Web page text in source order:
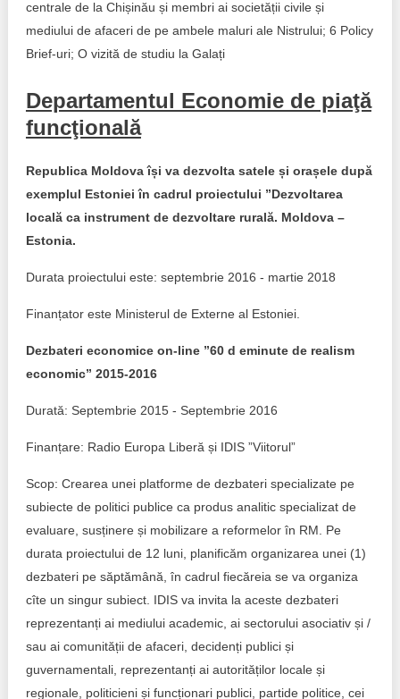
centrale de la Chișinău și membri ai societății civile și
mediului de afaceri de pe ambele maluri ale Nistrului; 6 Policy
Brief-uri; O vizită de studiu la Galați
Departamentul Economie de piaţă
funcţională
Republica Moldova își va dezvolta satele și orașele după
exemplul Estoniei în cadrul proiectului ”Dezvoltarea
locală ca instrument de dezvoltare rurală. Moldova –
Estonia.
Durata proiectului este: septembrie 2016 - martie 2018
Finanțator este Ministerul de Externe al Estoniei.
Dezbateri economice on-line ”60 d eminute de realism
economic” 2015-2016
Durată: Septembrie 2015 - Septembrie 2016
Finanțare: Radio Europa Liberă și IDIS ”Viitorul”
Scop: Crearea unei platforme de dezbateri specializate pe
subiecte de politici publice ca produs analitic specializat de
evaluare, susținere și mobilizare a reformelor în RM. Pe
durata proiectului de 12 luni, planificăm organizarea unei (1)
dezbateri pe săptămână, în cadrul fiecăreia se va organiza
cîte un singur subiect. IDIS va invita la aceste dezbateri
reprezentanți ai mediului academic, ai sectorului asociativ și /
sau ai comunității de afaceri, decidenți publici și
guvernamentali, reprezentanți ai autorităților locale și
regionale, politicieni și funcționari publici, partide politice, cei